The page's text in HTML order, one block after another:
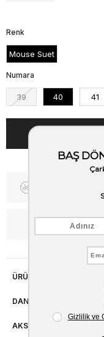
Renk
Mouse Suet
Numara
39 40 41
Fiyat Düşünce
ÜRÜN ÖZELLIKLERI
DANIŞMA HATTI
AKSESUAR ONARIMI